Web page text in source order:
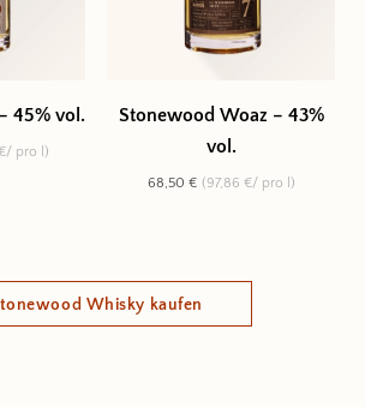
45% vol.
€/ pro l)
Stonewood Woaz – 43%
vol.
68,50 € (97,86 €/ pro l)
Whisky kaufen